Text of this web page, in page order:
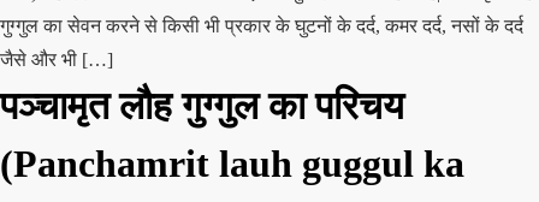
गुग्गुल का सेवन करने से किसी भी प्रकार के घुटनों के दर्द, कमर दर्द, नसों के दर्द
जैसे और भी […]
पञ्चामृत लौह गुग्गुल का परिचय
(Panchamrit lauh guggul ka